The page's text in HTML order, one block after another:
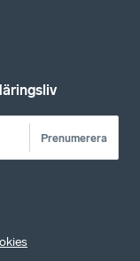
Prenumerera